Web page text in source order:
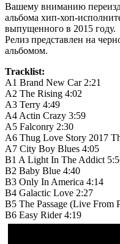
Вашему вниманию
альбома хип-хоп-
выпущенного в 2015 году.
Релиз представлен на
альбомом.
Tracklist:
A1 Brand New Car 2:21
A2 The Rising 4:02
A3 Terry 4:49
A4 Actin Crazy 3:59
A5 Falconry 2:30
A6 Thug Love Story 2017
A7 City Boy Blues 4:05
B1 A Light In The Addict
B2 Baby Blue 4:40
B3 Only In America 4:14
B4 Galactic Love 2:27
B5 The Passage (Live From
B6 Easy Rider 4:19